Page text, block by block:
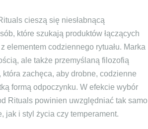
cieszą się niesłabnącą
które szukają produktów łączących
elementem codziennego rytuału. Marka
ale także przemyślaną filozofią
zachęca, aby drobne, codzienne
formą odpoczynku. W efekcie wybór
Rituals powinien uwzględniać tak samo
jak i styl życia czy temperament.